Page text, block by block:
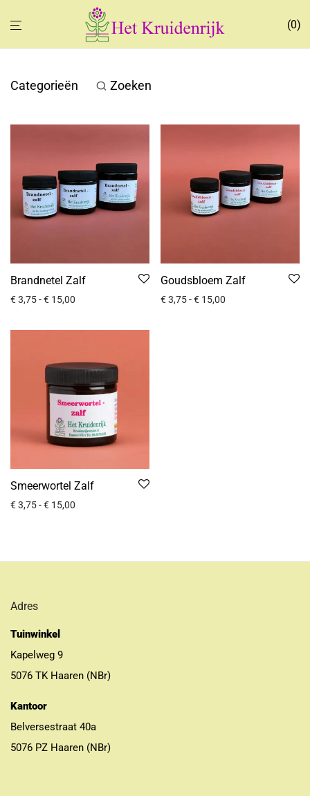
0
Categorieën Zoeken
Brandnetel Zalf
€3,75-€ 15,00
Goudsbloem Zalf
€3,75-€ 15,00
Smeerwortel Zalf
€3,75-€ 15,00
Adres
Tuinwinkel
Kapelweg 9
5076 TK Haaren (NBr)
Kantoor
Belversestraat 40a
5076 PZ Haaren (NBr)